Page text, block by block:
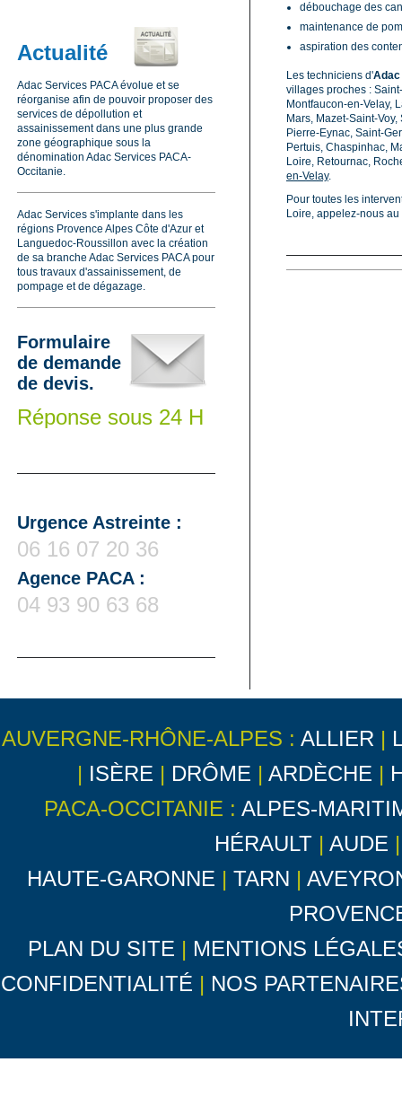
Actualité
Adac Services PACA évolue et se
réorganise afin de pouvoir proposer des
services de dépollution et
assainissement dans une plus grande
zone géographique sous la
dénomination Adac Services PACA-
Occitanie.
Adac Services s'implante dans les
régions Provence Alpes Côte d'Azur et
Languedoc-Roussillon avec la création
de sa branche Adac Services PACA pour
tous travaux d'assainissement, de
pompage et de dégazage.
Formulaire
de demande
de devis.
Réponse sous 24 H
Urgence Astreinte :
06 16 07 20 36
Agence PACA :
04 93 90 63 68
débouchage des
maintenance de
aspiration des
Les techniciens d'
villages proches :
Montfaucon-en-Velay,
Mars, Mazet-Saint-
Pierre-Eynac, Saint-
Pertuis, Chaspinhac,
Loire, Retournac,
en-Velay.
Pour toutes les
Loire, appelez-nous
AUVERGNE-RHÔNE-ALPES : ALLIER |
| ISÈRE | DRÔME | ARDÈCHE |
PACA-OCCITANIE : ALPES-
HÉRAULT | AUDE
HAUTE-GARONNE | TARN |
PLAN DU SITE | MENTIONS
CONFIDENTIALITÉ | NOS